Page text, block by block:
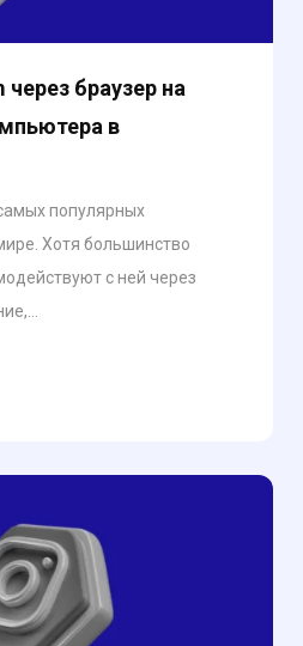
браузер на
в
популярных
Хотя большинство
с ней через